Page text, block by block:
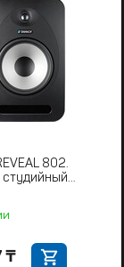
TANNOY REVEAL
Активный
147 727